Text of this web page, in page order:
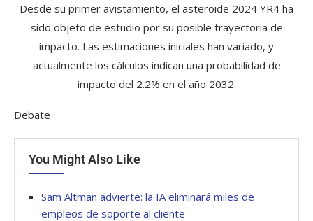
Desde su primer avistamiento, el asteroide 2024 YR4 ha
sido objeto de estudio por su posible trayectoria de
impacto. Las estimaciones iniciales han variado, y
actualmente los cálculos indican una probabilidad de
impacto del 2.2% en el año 2032.
Debate
You Might Also Like
Sam Altman advierte: la IA eliminará miles de
empleos de soporte al cliente